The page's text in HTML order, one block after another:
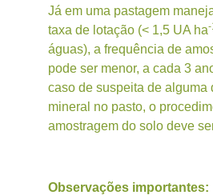
Já em uma pastagem
taxa de lotação (< 1,5 UA ha-
águas), a frequência de
pode ser menor, a cada 3
caso de suspeita de alguma
mineral no pasto, o
amostragem do solo deve
Observações importantes: